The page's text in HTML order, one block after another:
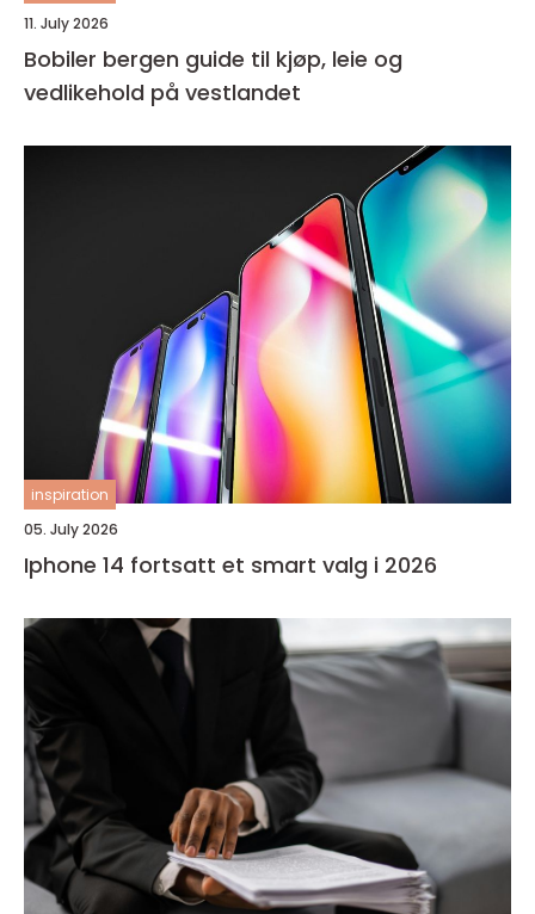
11. July 2026
Bobiler bergen guide til kjøp, leie og
vedlikehold på vestlandet
inspiration
05. July 2026
Iphone 14 fortsatt et smart valg i 2026